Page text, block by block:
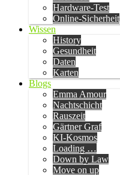
Hardware-Test
Online-Sicherheit
Wissen
History
Gesundheit
Daten
Karten
Blogs
Emma Amour
Nachtschicht
Rauszeit
Gärtner Graf
KI-Kosmos
Loading …
Down by Law
Move on up